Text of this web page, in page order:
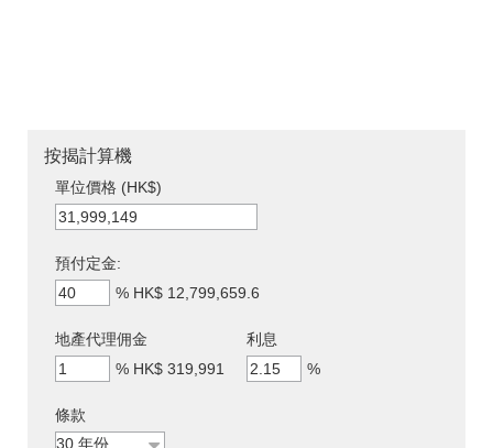
按揭計算機
單位價格 (HK$)
預付定金:
% HK$ 12,799,659.6
地產代理佣金
% HK$ 319,991
利息
%
條款